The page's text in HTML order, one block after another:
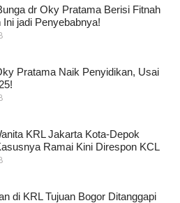
dr Oky Pratama Berisi Fitnah
jadi Penyebabnya!
Pratama Naik Penyidikan, Usai
KRL Jakarta Kota-Depok
Ramai Kini Direspon KCL
di KRL Tujuan Bogor Ditanggapi